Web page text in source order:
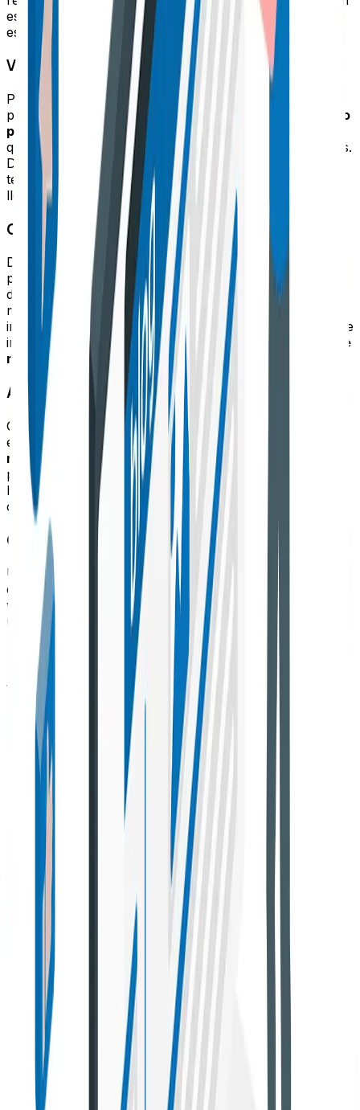
esta práctica del guest posting que hace parte de las
estrategias de
link building
Variedad de contenido y mayor productividad
Podrás publicar en tu sitio nuevo contenido que sea
propuesto por los autores invitados, quienes darán
otro
punto de vista y aportarán sus conocimientos
que logres ofrecer contenidos novedosos a tus lectores.
De esa manera, obtendrás mayor productividad y
tendrás la posibilidad de preparar nuevos contenidos
llevando a cabo una mejor planificación e investigación.
Obtener mejor visibilidad en canales sociales
Desde luego, cuando el contenido se encuentre listo
para publicar deberás hacer una estrategia para
divulgarlo en tus redes sociales con el fin de que tenga
mayor alcance. Esto también lo podrá hacer el autor
invitado desde sus perfiles, al tener una gran cantidad de
interacción podrás verte beneficiado con un
porcentaje
mayor de visitas
Ampliarás tu público objetivo
Cuando un autor invitado con gran reputación publica
en tu sitio podrás experimentar unmayor
reconocimiento
y tendrás la oportunidad de llegar a un
público más amplio. Debido a que los seguidores del
blogger podrán conocer tu sitio e interesarse por el
contenido que haces.
Conseguirás colaboraciones estratégicas
Un factor bastante importante, pues cuando logras
establecer una relación que beneficia a ambas partes,
vas a aportar
confianza y de esa manera conseguirás
un nuevo socio estratégico
. Quizás hasta puedes
hacer nuevos negocios que te permitan una mayor
proyección y crecimiento en el mercado.
Ventajas de hacer guest posting en
otros sitios
Aunque los beneficios de hacer guest posting en otros
sitios pueden variar respecto al autor invitado en
nuestro blog, son realmente valiosos y tienen una gran
incidencia en el crecimiento de tu blog, a continuación te
vamos a mencionar de cuáles se tratan:
Obtendrás mayor autoridad
Cada vez que vayas a publicar en otro sitio podrás
obtener
mayor autoridad en tu nicho de mercado
cual hará que seas visto con mayor
tanto tu sitio tenga una mayor relevancia. Esto suele
ocurrir cuando consigues hacer relaciones estratégicas
con otros blogueros.
Tendrás un mejor tráfico en tu sitio web
Cuando haces un post en un dominio que tenga gran
autoridad, tendrás la posibilidad de
tu sitio que quieras posicionar
incluyes de forma natural permiten que los buscadores
logren reconocer más fácil tu sitio y de esa manera